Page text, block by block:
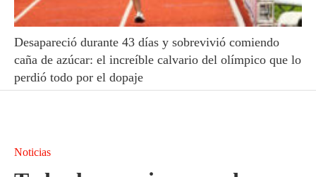
Desapareció durante 43 días y sobrevivió comiendo
caña de azúcar: el increíble calvario del olímpico que lo
perdió todo por el dopaje